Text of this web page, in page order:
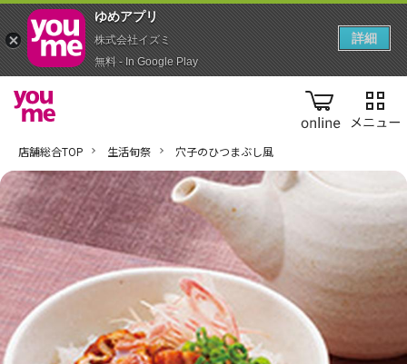
online
店舗総合TOP 生活旬祭 穴子のひつまぶし風
ゆめアプ‪リ‬
株式会社イズミ
無料 - In Google Play
詳細